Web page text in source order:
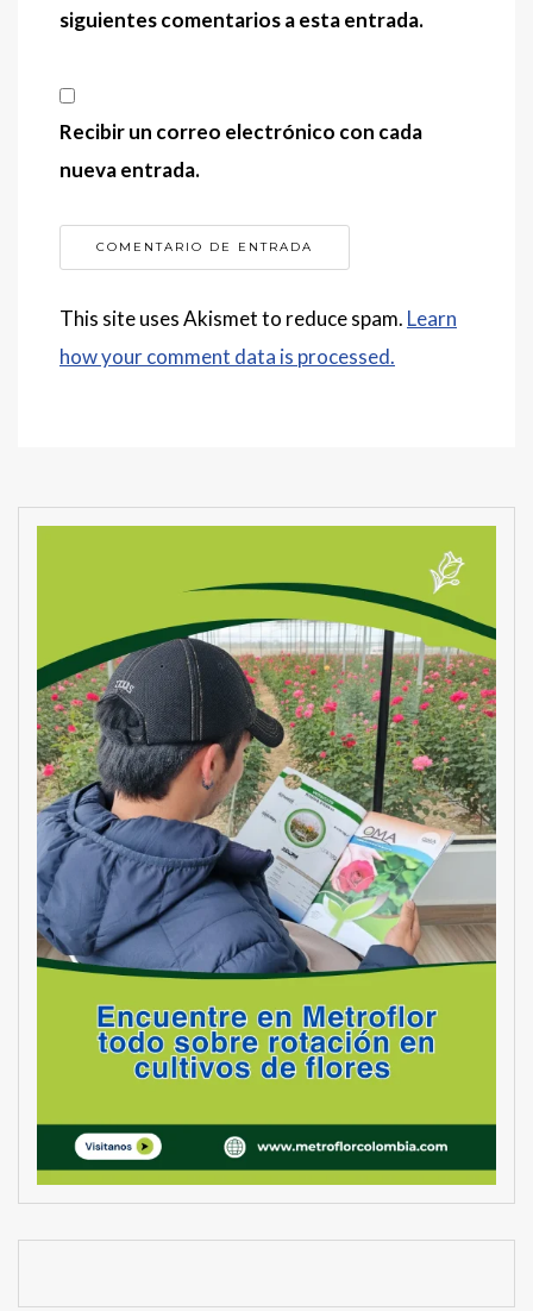
siguientes comentarios a esta entrada.
Recibir un correo electrónico con cada
nueva entrada.
This site uses Akismet to reduce spam. Learn
how your comment data is processed.